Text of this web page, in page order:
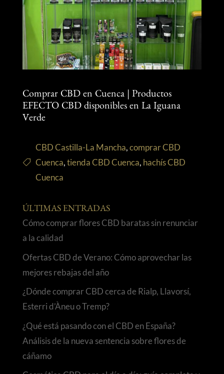
Comprar CBD en Cuenca | Productos
EFECTO CBD disponibles en La Iguana
Verde
CBD Castilla-La Mancha,comprar CBD
Cuenca,tienda CBD Cuenca, hachís CBD
Cuenca
ÚLTIMAS ENTRADAS
Cómo comprar flores CBD baratas sin renunciar
a la calidad
Ofertas CBD de Verano: Cómo aprovechar las
mejores rebajas del año
¿Dónde comprar CBD cerca de Rialp, Llavorsí,
Esterri d’Àneu o Tremp?
¿Qué está pasando con el CBD en España?
Análisis de la nueva sentencia sobre flores de
cáñamo